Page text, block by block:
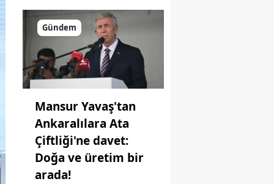
Gündem
Mansur Yavaş'tan
Ankaralılara Ata
Çiftliği'ne davet:
Doğa ve üretim bir
arada!